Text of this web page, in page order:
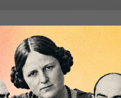
zur Gelderzeugung
die Rolle der
Erklärung, die
größten Teil der Kosten